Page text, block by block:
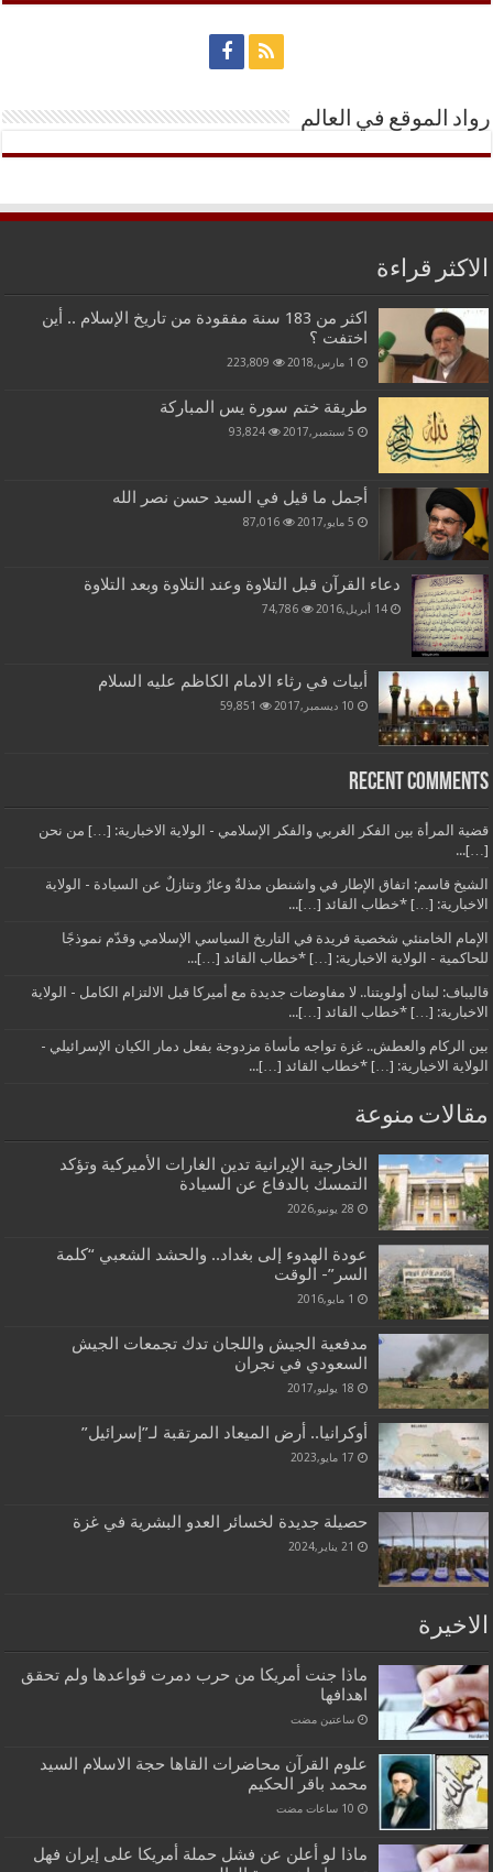
رواد الموقع في العالم
الاكثر قراءة
اكثر من 183 سنة مفقودة من تاريخ الإسلام .. أين
اختفت ؟
1 مارس,2018 223,809
طريقة ختم سورة يس المباركة
5 سبتمبر,2017 93,824
أجمل ما قيل في السيد حسن نصر الله
5 مايو,2017 87,016
دعاء القرآن قبل التلاوة وعند التلاوة وبعد التلاوة
14 أبريل,2016 74,786
أبيات في رثاء الامام الكاظم عليه السلام
10 ديسمبر,2017 59,851
Recent Comments
قضية المرأة بين الفكر الغربي والفكر الإسلامي - الولاية الاخبارية: […] من نحن
[…]...
الشيخ قاسم: اتفاق الإطار في واشنطن مذلةٌ وعارٌ وتنازلٌ عن السيادة - الولاية
الاخبارية: […] *خطاب القائد […]...
الإمام الخامنئي شخصية فريدة في التاريخ السياسي الإسلامي وقدّم نموذجًا
للحاكمية - الولاية الاخبارية: […] *خطاب القائد […]...
قاليباف: لبنان أولويتنا.. لا مفاوضات جديدة مع أميركا قبل الالتزام الكامل - الولاية
الاخبارية: […] *خطاب القائد […]...
بين الركام والعطش.. غزة تواجه مأساة مزدوجة بفعل دمار الكيان الإسرائيلي -
الولاية الاخبارية: […] *خطاب القائد […]...
مقالات منوعة
الخارجية الإيرانية تدين الغارات الأميركية وتؤكد
التمسك بالدفاع عن السيادة
28 يونيو,2026
عودة الهدوء إلى بغداد.. والحشد الشعبي “كلمة
السر”- الوقت
1 مايو,2016
مدفعية الجيش واللجان تدك تجمعات الجيش
السعودي في نجران
18 يوليو,2017
أوكرانيا.. أرض الميعاد المرتقبة لـ”إسرائيل”
17 مايو,2023
حصيلة جديدة لخسائر العدو البشرية في غزة
21 يناير,2024
الاخيرة
ماذا جنت أمريكا من حرب دمرت قواعدها ولم تحقق
اهدافها
‏ساعتين مضت
علوم القرآن محاضرات القاها حجة الاسلام السيد
محمد باقر الحكيم
ماذا لو أعلن عن فشل حملة أمريكا على إيران فهل